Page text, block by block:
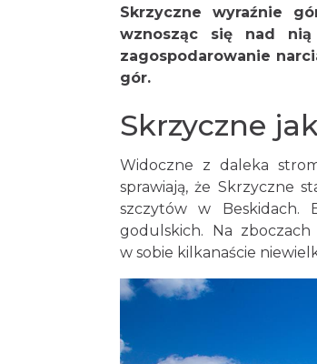
Skrzyczne wyraźnie
wznosząc się nad
zagospodarowanie
gór.
Skrzyczne
Widoczne z daleka
sprawiają, że Skrzyczne
szczytów w Beskidach.
godulskich. Na
w sobie kilkanaście